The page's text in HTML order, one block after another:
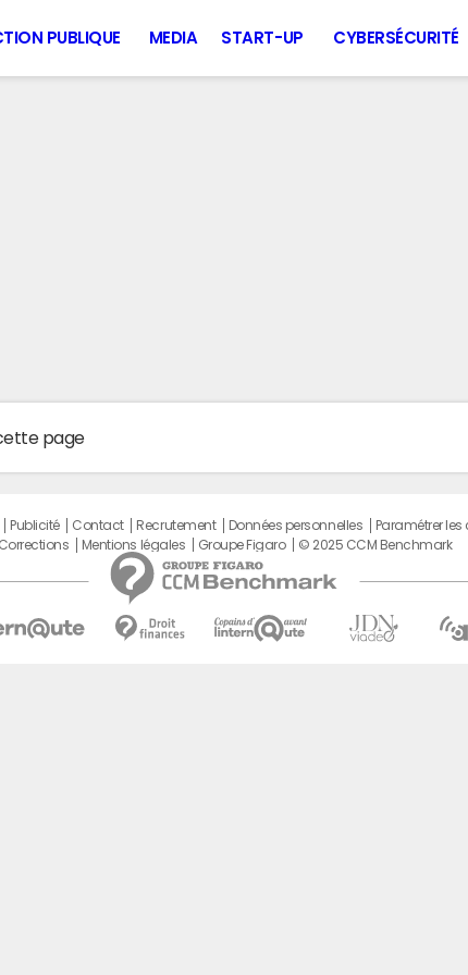
PUBLIQUE MEDIA START-UP CYBERSÉCURITÉ
page
Publicité Contact Recrutement Données personnelles Paramétrer les
Corrections
Mentions légales Groupe Figaro © 2025 CCM Benchmark